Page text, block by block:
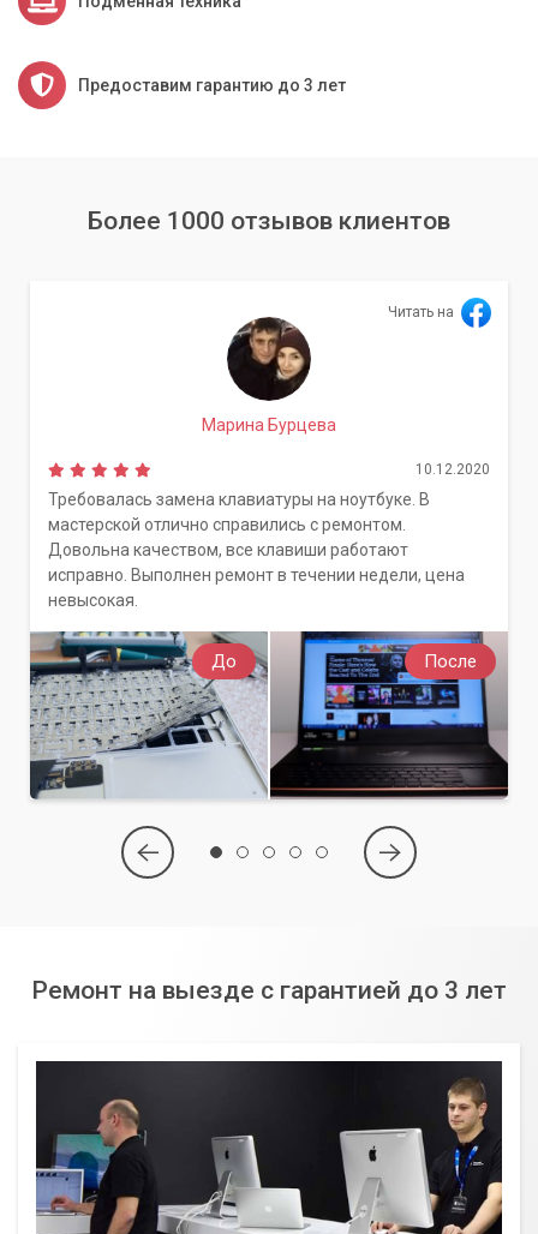
Предоставим гарантию до 3 лет
Более 1000 отзывов клиентов
До После
Читать на
Марина Бурцева
10.12.2020
Требовалась замена клавиатуры на ноутбуке. В
мастерской отлично справились с ремонтом.
Довольна качеством, все клавиши работают
исправно. Выполнен ремонт в течении недели, цена
невысокая.
Ремонт на выезде с гарантией до 3 лет